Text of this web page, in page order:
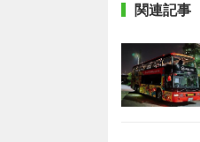
関連記事